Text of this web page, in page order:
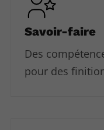
Savoir-faire
Des
pour des